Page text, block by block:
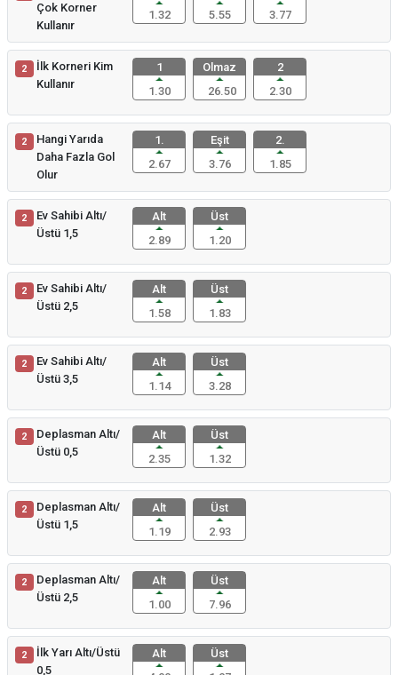
Çok Korner
Kullanır
1.32
5.55
3.77
2
İlk Korneri Kim
Kullanır
1
1.30
Olmaz
26.50
2
2.30
2
Hangi Yarıda
Daha Fazla Gol
Olur
1.
2.67
Eşit
3.76
2.
1.85
2
Ev Sahibi Altı/
Üstü 1,5
Alt
2.89
Üst
1.20
2
Ev Sahibi Altı/
Üstü 2,5
Alt
1.58
Üst
1.83
2
Ev Sahibi Altı/
Üstü 3,5
Alt
1.14
Üst
3.28
2
Deplasman Altı/
Üstü 0,5
Alt
2.35
Üst
1.32
2
Deplasman Altı/
Üstü 1,5
Alt
1.19
Üst
2.93
2
Deplasman Altı/
Üstü 2,5
Alt
1.00
Üst
7.96
2
İlk Yarı Altı/Üstü
0,5
Alt
Üst